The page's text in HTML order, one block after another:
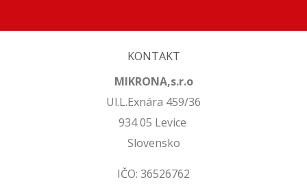
KONTAKT
MIKRONA,s.r.o
Ul.L.Exnára 459/36
934 05 Levice
Slovensko
IČO: 36526762